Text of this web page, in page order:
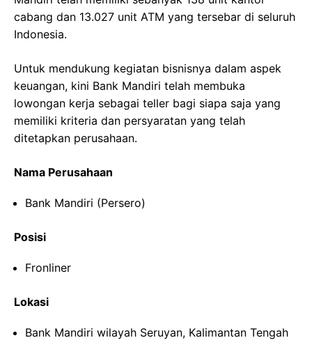
cabang dan 13.027 unit ATM yang tersebar di seluruh
Indonesia.
Untuk mendukung kegiatan bisnisnya dalam aspek
keuangan, kini Bank Mandiri telah membuka
lowongan kerja sebagai teller bagi siapa saja yang
memiliki kriteria dan persyaratan yang telah
ditetapkan perusahaan.
Nama Perusahaan
Bank Mandiri (Persero)
Posisi
Fronliner
Lokasi
Bank Mandiri wilayah Seruyan, Kalimantan Tengah